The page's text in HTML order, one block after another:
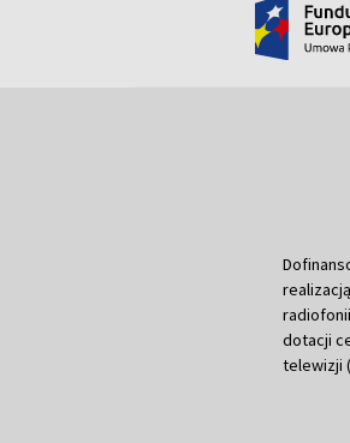
dotacji
telewizji